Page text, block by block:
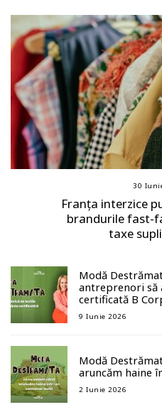
30
Franța interzice
brandurile fast-
taxe
Modă
antreprenori să
certificată B
9 Iunie 2026
Modă
aruncăm haine
2 Iunie 2026